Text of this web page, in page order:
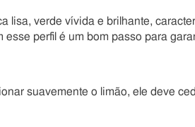
lisa, verde vívida e brilhante,
perfil é um bom passo para
suavemente o limão, ele deve